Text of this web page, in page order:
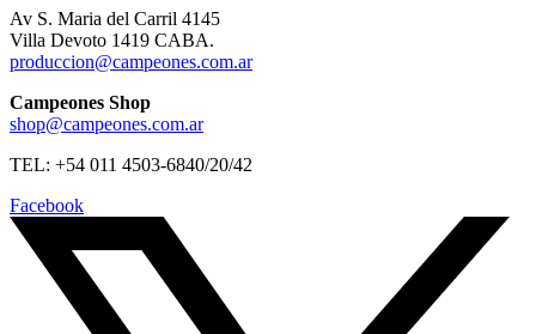
Av S. Maria del Carril 4145
Villa Devoto 1419 CABA.
produccion@campeones.com.ar
Campeones Shop
shop@campeones.com.ar
TEL: +54 011 4503-6840/20/42
Facebook